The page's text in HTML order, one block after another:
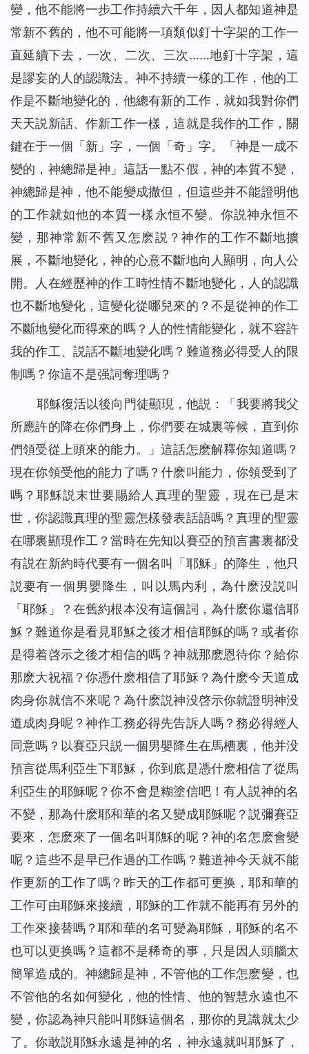
變，他不能將一步工作持續六千年，因人都知道神是
常新不舊的，他不可能將一項類似釘十字架的工作一
直延續下去，一次、二次、三次……地釘十字架，這
是謬妄的人的認識法。神不持續一樣的工作，他的工
作是不斷地變化的，他總有新的工作，就如我對你們
天天説新話、作新工作一樣，這就是我作的工作，關
鍵在于一個「新」字，一個「奇」字。「神是一成不
變的，神總歸是神」這話一點不假，神的本質不變，
神總歸是神，他不能變成撒但，但這些并不能證明他
的工作就如他的本質一樣永恒不變。你説神永恒不
變，那神常新不舊又怎麽説？神作的工作不斷地擴
展，不斷地變化，神的心意不斷地向人顯明，向人公
開。人在經歷神的作工時性情不斷地變化，人的認識
也不斷地變化，這變化從哪兒來的？不是從神的作工
不斷地變化而得來的嗎？人的性情能變化，就不容許
我的作工、説話不斷地變化嗎？難道務必得受人的限
制嗎？你這不是强詞奪理嗎？
耶穌復活以後向門徒顯現，他説：「我要將我父
所應許的降在你們身上，你們要在城裏等候，直到你
們領受從上頭來的能力。」這話怎麽解釋你知道嗎？
現在你領受他的能力了嗎？什麽叫能力，你領受到了
嗎？耶穌説末世要賜給人真理的聖靈，現在已是末
世，你認識真理的聖靈怎樣發表話語嗎？真理的聖靈
在哪裏顯現作工？當時在先知以賽亞的預言書裏都没
有説在新約時代要有一個名叫「耶穌」的降生，他只
説要有一個男嬰降生，叫以馬内利，為什麽没説叫
「耶穌」？在舊約根本没有這個詞，為什麽你還信耶
穌？難道你是看見耶穌之後才相信耶穌的嗎？或者你
是得着啓示之後才相信的嗎？神就那麽恩待你？給你
那麽大祝福？你憑什麽相信了耶穌？為什麽今天道成
肉身你就信不來呢？為什麽説神没啓示你就證明神没
道成肉身呢？神作工務必得先告訴人嗎？務必得經人
同意嗎？以賽亞只説一個男嬰降生在馬槽裏，他并没
預言從馬利亞生下耶穌，你到底是憑什麽相信了從馬
利亞生的耶穌呢？你不會是糊塗信吧！有人説神的名
不變，那為什麽耶和華的名又變成耶穌呢？説彌賽亞
要來，怎麽來了一個名叫耶穌的呢？神的名怎麽會變
呢？這些不是早已作過的工作嗎？難道神今天就不能
作更新的工作了嗎？昨天的工作都可更换，耶和華的
工作可由耶穌來接續，耶穌的工作就不能再有另外的
工作來接替嗎？耶和華的名可變為耶穌，耶穌的名不
也可以更换嗎？這都不是稀奇的事，只是因人頭腦太
簡單造成的。神總歸是神，不管他的工作怎麽變，也
不管他的名如何變化，他的性情、他的智慧永遠也不
變，你認為神只能叫耶穌這個名，那你的見識就太少
了。你敢説耶穌永遠是神的名，神永遠就叫耶穌了，